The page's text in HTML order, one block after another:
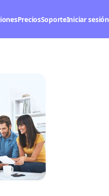
PreciosSoporteIniciar sesión